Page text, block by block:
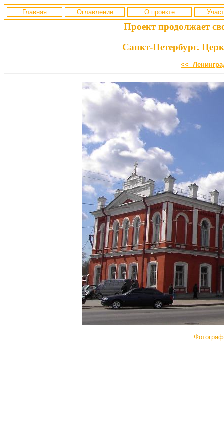
Главная Оглавление О проекте
Проект продолжает
Санкт-Петербург.
<<